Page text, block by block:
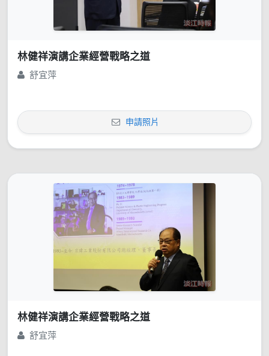
林健祥演講企業經營戰略之道
舒宜萍
申請照片
林健祥演講企業經營戰略之道
舒宜萍